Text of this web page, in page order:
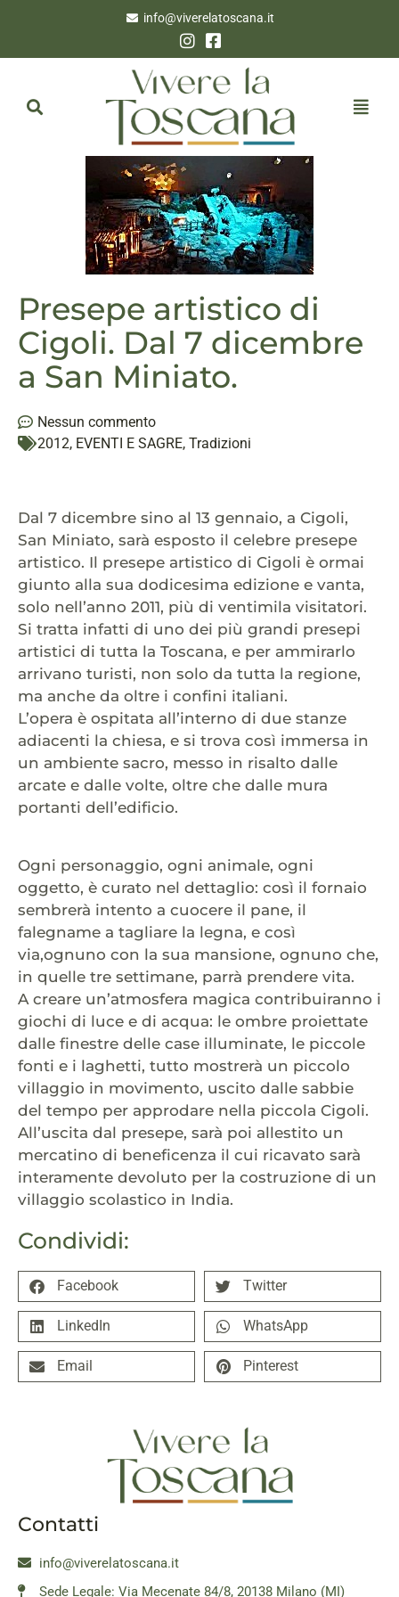
info@viverelatoscana.it
Condividi:
Facebook Twitter
LinkedIn WhatsApp
Email Pinterest
Presepe artistico di
Cigoli. Dal 7 dicembre
a San Miniato.
Nessun commento
2012, EVENTI E SAGRE, Tradizioni
Dal 7 dicembre sino al 13 gennaio, a Cigoli,
San Miniato, sarà esposto il celebre presepe
artistico. Il presepe artistico di Cigoli è ormai
giunto alla sua dodicesima edizione e vanta,
solo nell’anno 2011, più di ventimila visitatori.
Si tratta infatti di uno dei più grandi presepi
artistici di tutta la Toscana, e per ammirarlo
arrivano turisti, non solo da tutta la regione,
ma anche da oltre i confini italiani.
L’opera è ospitata all’interno di due stanze
adiacenti la chiesa, e si trova così immersa in
un ambiente sacro, messo in risalto dalle
arcate e dalle volte, oltre che dalle mura
portanti dell’edificio.
Ogni personaggio, ogni animale, ogni
oggetto, è curato nel dettaglio: così il fornaio
sembrerà intento a cuocere il pane, il
falegname a tagliare la legna, e così
via,ognuno con la sua mansione, ognuno che,
in quelle tre settimane, parrà prendere vita.
A creare un’atmosfera magica contribuiranno i
giochi di luce e di acqua: le ombre proiettate
dalle finestre delle case illuminate, le piccole
fonti e i laghetti, tutto mostrerà un piccolo
villaggio in movimento, uscito dalle sabbie
del tempo per approdare nella piccola Cigoli.
All’uscita dal presepe, sarà poi allestito un
mercatino di beneficenza il cui ricavato sarà
interamente devoluto per la costruzione di un
villaggio scolastico in India.
Contatti
info@viverelatoscana.it
Sede Legale: Via Mecenate 84/8, 20138 Milano (MI)